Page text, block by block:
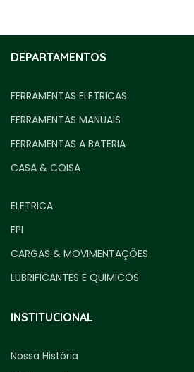
DEPARTAMENTOS
FERRAMENTAS ELETRICAS
FERRAMENTAS MANUAIS
FERRAMENTAS A BATERIA
CASA & COISA
ELETRICA
EPI
CARGAS & MOVIMENTAÇÕES
LUBRIFICANTES E QUIMICOS
INSTITUCIONAL
Nossa História